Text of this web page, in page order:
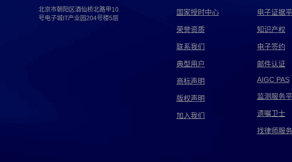
服装侵权取证 工艺侵权取证 公证侵权取证
人身侵权取证 软件侵权取证
深圳侵权取证 使用侵权取证
北京市朝阳区酒仙桥北路甲10
号电子城IT产业园204号楼5层
国家授时中心
荣誉资质
联系我们
典型用户
商标声明
版权声明
加入我们
电子证据
知识产权
电子签约
邮件认证
AIGC PAS
监测服务
遗嘱卫士
找律师服